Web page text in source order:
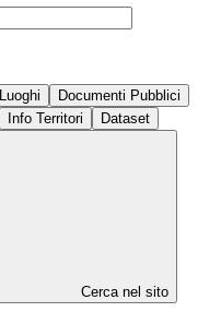
Luoghi
Documenti Pubblici
Info Territori Dataset
Cerca nel sito